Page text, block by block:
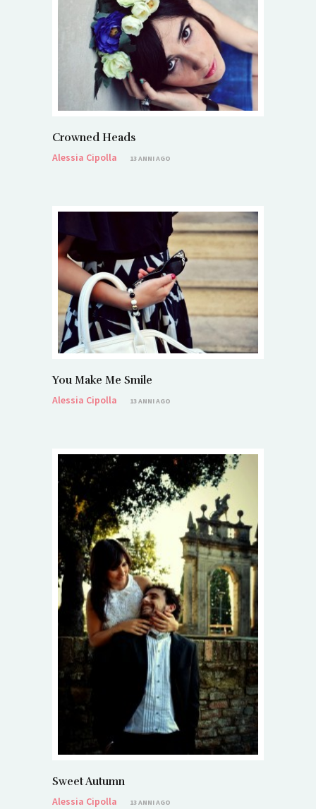
Crowned Heads
Alessia Cipolla
13 ANNI AGO
You Make Me Smile
Alessia Cipolla
13 ANNI AGO
Sweet Autumn
Alessia Cipolla
13 ANNI AGO